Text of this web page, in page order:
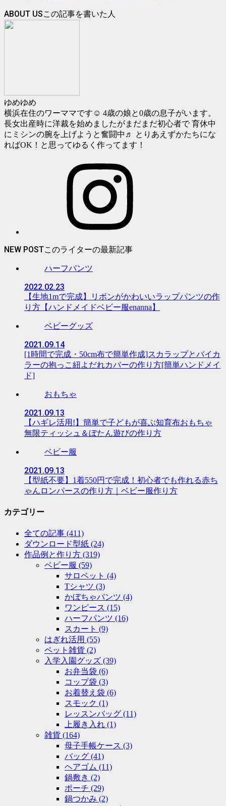
ABOUT US
ゆめゆめ
横浜在住のワーママです☺️ 4歳の娘と0歳の息子がいます。
長女出産時に洋裁を始めましたがまだまだ初心者で 育休中
にミシンの腕を上げようと奮闘中♬ とりあえずかたちにな
ればOK！と思ってゆるく作ってます！
NEW POST
ハーフパンツ
2022.02.23
【生地1mで完成】リボンがかわいいラップパンツの作
り方【ハンドメイドベビー服enanna】
ベビーグッズ
2021.09.14
[1時間で完成・50cm布で簡単作成]スカラップとバイカ
ラーの抱っこ紐よだれカバーの作り方[簡単ハンドメイ
ド]
おもちゃ
2021.09.13
【ハギレ活用!】簡単で子どもが喜ぶ知育布おもちゃ
無限ティッシュ＆ぼたん遊びの作り方
ベビー服
2021.09.13
【型紙不要】1着550円で完成！初心者でも作れる赤ち
ゃんロンパースの作り方｜ベビー服作り方
カテゴリー
全ての記事 (411)
ダウンロード型紙 (24)
作品例と作り方 (319)
ベビー服 (59)
サロペット (4)
Tシャツ (3)
かぼちゃパンツ (4)
ワンピース (15)
ハーフパンツ (16)
スカート (9)
はぎれ活用 (55)
ペット雑貨 (2)
入学入園グッズ (39)
お弁当袋 (6)
コップ袋 (3)
お着替え袋 (6)
スモック (1)
レッスンバッグ (11)
上履き入れ (1)
雑貨 (164)
母子手帳ケース (3)
バッグ (41)
ヘアゴム (11)
鍋敷き (2)
ポーチ (29)
鍋つかみ (2)